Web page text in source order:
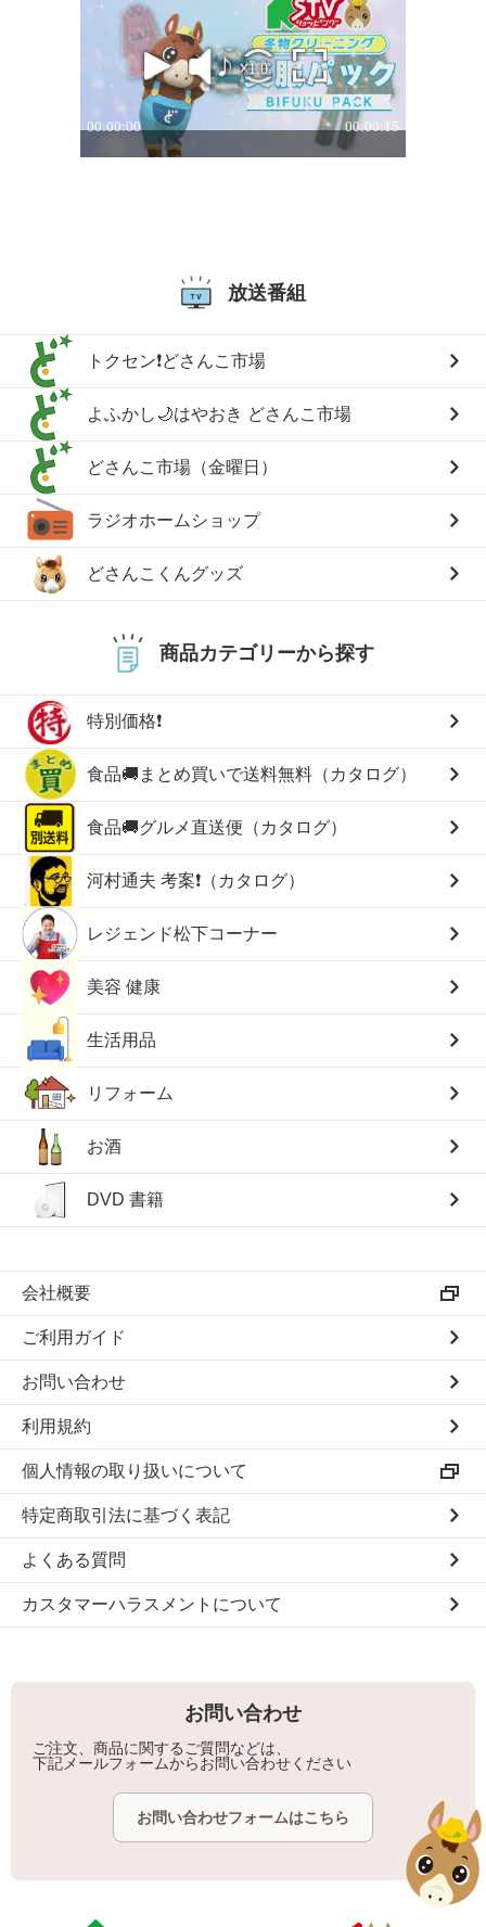
放送番組
トクセン❗どさんこ市場
よふかし🌙はやおき どさんこ市場
どさんこ市場（金曜日）
ラジオホームショップ
どさんこくんグッズ
商品カテゴリーから探す
特別価格❗
食品🚚まとめ買いで送料無料（カタログ）
食品🚚グルメ直送便（カタログ）
河村通夫 考案❗（カタログ）
レジェンド松下コーナー
美容 健康
生活用品
リフォーム
お酒
DVD 書籍
会社概要
ご利用ガイド
お問い合わせ
利用規約
個人情報の取り扱いについて
特定商取引法に基づく表記
よくある質問
カスタマーハラスメントについて
お問い合わせ
ご注文、商品に関するご質問などは、
下記メールフォームからお問い合わせください
お問い合わせフォームはこちら